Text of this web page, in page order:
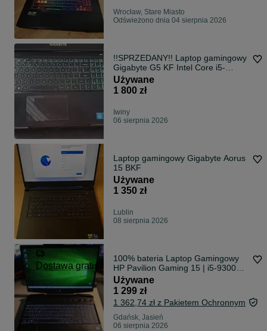
Wrocław, Stare Miasto
Odświeżono dnia 04 sierpnia 2026
!!SPRZEDANY!! Laptop gamingowy
Gigabyte G5 KF Intel Core i5-
12500H/GeForce RTX 4060/RAM
16 GB/SSD M2 1TB/Win11
Używane
1 800 zł
Iwiny
06 sierpnia 2026
Laptop gamingowy Gigabyte Aorus
15 BKF
Używane
1 350 zł
Lublin
08 sierpnia 2026
Dostawa gratis
100% bateria Laptop Gamingowy
HP Pavilion Gaming 15 | i5-93000H
| GTX 1660Ti | 16GB RAM | 512GB
SSD | IPS 144Hz | Bang And
Olufsen | Zasilacz 200W
Używane
1 299 zł
1 362,74 zł z Pakietem Ochronnym
Gdańsk, Jasień
06 sierpnia 2026